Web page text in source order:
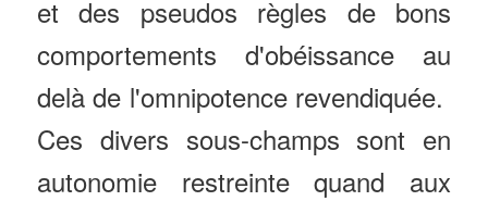
et des pseudos règles de bons
comportements d'obéissance au
delà de l'omnipotence revendiquée.
Ces divers sous-champs sont en
autonomie restreinte quand aux